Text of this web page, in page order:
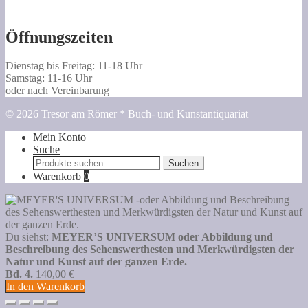
Öffnungszeiten
Dienstag bis Freitag: 11-18 Uhr
Samstag: 11-16 Uhr
oder nach Vereinbarung
© 2026 Tresor am Römer * Buch- und Kunstantiquariat
Mein Konto
Suche
Suche
nach:
Suchen
Warenkorb 0
Du siehst: MEYER’S UNIVERSUM oder Abbildung und
Beschreibung des Sehenswerthesten und Merkwürdigsten der
Natur und Kunst auf der ganzen Erde.
Bd. 4. 140,00 €
In den Warenkorb